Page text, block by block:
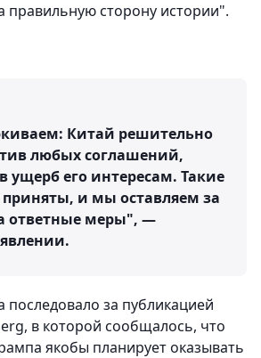
правильную сторону истории".
Китай решительно
любых соглашений,
ущерб его интересам. Такие
и мы оставляем за
ответные меры", —
последовало за публикацией
в которой сообщалось, что
якобы планирует оказывать